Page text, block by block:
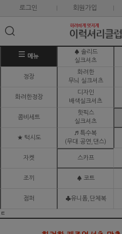
로그인 회원가입
메뉴
♠ 솔리드
실크셔츠
정장
화려한
무늬 실크셔츠
화려한정장
디자인
배색실크셔츠
콤비세트
핫픽스
실크셔츠
★ 턱시도
♬ 특수복
(무대.공연,댄스)
자켓 스카프
조끼 ♠ 코트
점퍼 ♣유니폼,단체복
ㅌ